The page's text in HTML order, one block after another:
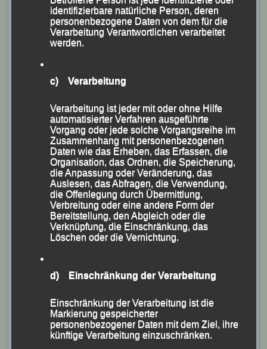
GmbH gestellt bekam, verantwortlich.
Die detaillierten Ergebnisse können bei der Zeitmess –
https://spoferan.com/events/domlauf-
2/resultsabgerufen werden.
Fotos Webmaster
identifizierbare natürliche Person, deren
personenbezogene Daten von dem für die
Verarbeitung Verantwortlichen verarbeitet
werden.
c) Verarbeitung
Verarbeitung ist jeder mit oder ohne Hilfe
automatisierter Verfahren ausgeführte
Vorgang oder jede solche Vorgangsreihe im
Zusammenhang mit personenbezogenen
Daten wie das Erheben, das Erfassen, die
Organisation, das Ordnen, die Speicherung,
die Anpassung oder Veränderung, das
Auslesen, das Abfragen, die Verwendung,
die Offenlegung durch Übermittlung,
Verbreitung oder eine andere Form der
Bereitstellung, den Abgleich oder die
Verknüpfung, die Einschränkung, das
Löschen oder die Vernichtung.
d) Einschränkung der Verarbeitung
Einschränkung der Verarbeitung ist die
Markierung gespeicherter
personenbezogener Daten mit dem Ziel, ihre
künftige Verarbeitung einzuschränken.